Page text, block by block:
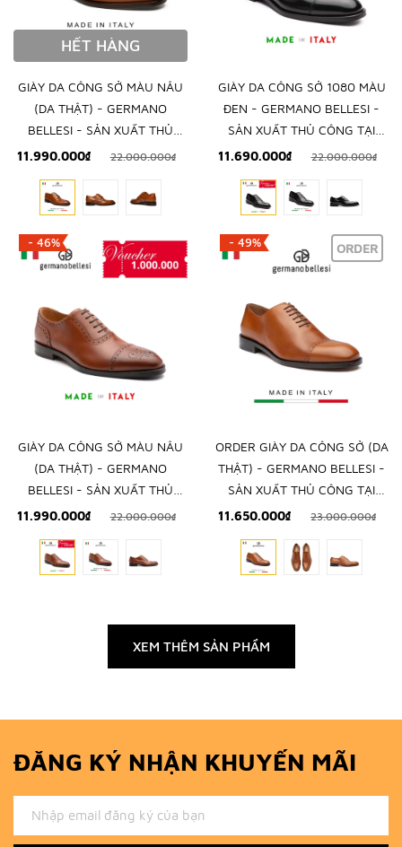
HẾT HÀNG
GIÀY DA CÔNG SỞ MÀU NÂU
(DA THẬT) - GERMANO
BELLESI - SẢN XUẤT THỦ
CÔNG TẠI ITALY
11.990.000₫ 22.000.000₫
GIÀY DA CÔNG SỞ 1080 MÀU
ĐEN - GERMANO BELLESI -
SẢN XUẤT THỦ CÔNG TẠI
ITALY
11.690.000₫ 22.000.000₫
- 46%
GIÀY DA CÔNG SỞ MÀU NÂU
(DA THẬT) - GERMANO
BELLESI - SẢN XUẤT THỦ
CÔNG TẠI ITALY
11.990.000₫ 22.000.000₫
- 49% ORDER
ORDER GIÀY DA CÔNG SỞ (DA
THẬT) - GERMANO BELLESI -
SẢN XUẤT THỦ CÔNG TẠI
ITALY
11.650.000₫ 23.000.000₫
XEM THÊM SẢN PHẨM
ĐĂNG KÝ NHẬN KHUYẾN MÃI